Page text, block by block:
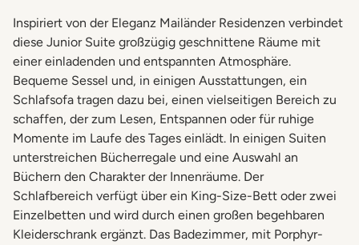
Inspiriert von der Eleganz Mailänder Residenzen verbindet
diese Junior Suite großzügig geschnittene Räume mit
einer einladenden und entspannten Atmosphäre.
Bequeme Sessel und, in einigen Ausstattungen, ein
Schlafsofa tragen dazu bei, einen vielseitigen Bereich zu
schaffen, der zum Lesen, Entspannen oder für ruhige
Momente im Laufe des Tages einlädt. In einigen Suiten
unterstreichen Bücherregale und eine Auswahl an
Büchern den Charakter der Innenräume. Der
Schlafbereich verfügt über ein King-Size-Bett oder zwei
Einzelbetten und wird durch einen großen begehbaren
Kleiderschrank ergänzt. Das Badezimmer, mit Porphyr-